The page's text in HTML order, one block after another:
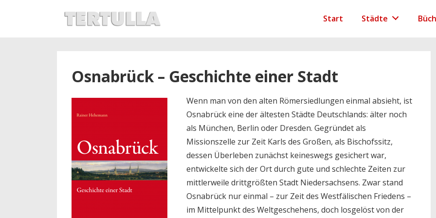
Start Städte
Osnabrück – Geschichte einer Stadt
Wenn man von den alten Römersiedlungen einmal absieht, ist
Osnabrück eine der ältesten Städte Deutschlands: älter noch
als München, Berlin oder Dresden. Gegründet als
Missionszelle zur Zeit Karls des Großen, als Bischofssitz,
dessen Überleben zunächst keineswegs gesichert war,
entwickelte sich der Ort durch gute und schlechte Zeiten zur
mittlerweile drittgrößten Stadt Niedersachsens. Zwar stand
Osnabrück nur einmal – zur Zeit des Westfälischen Friedens –
im Mittelpunkt des Weltgeschehens, doch losgelöst von der